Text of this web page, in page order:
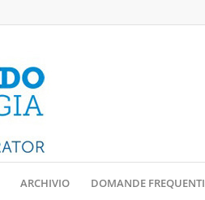
ARCHIVIO DOMANDE FREQUENTI